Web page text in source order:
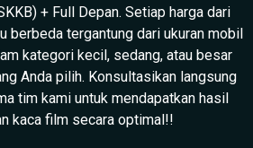
+ Full Depan. Setiap harga dari
berbeda tergantung dari ukuran mobil
kategori kecil, sedang, atau besar
Anda pilih. Konsultasikan langsung
tim kami untuk mendapatkan hasil
kaca film secara optimal!!